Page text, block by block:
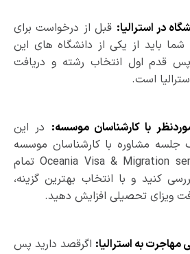
قبل از درخواست برای
شما باید از یکی از دانشگاه­ های این
قدم اول انتخاب رشته و دریافت
است.
در این
جلسه مشاوره با کارشناسان موسسه
خدمات مهاجرتیOceania Visa & Migration services تمام
کنید و با انتخاب بهترین گزینه،
ویزای تحصیلی افزایش دهید.
اگرقصد دارید پس